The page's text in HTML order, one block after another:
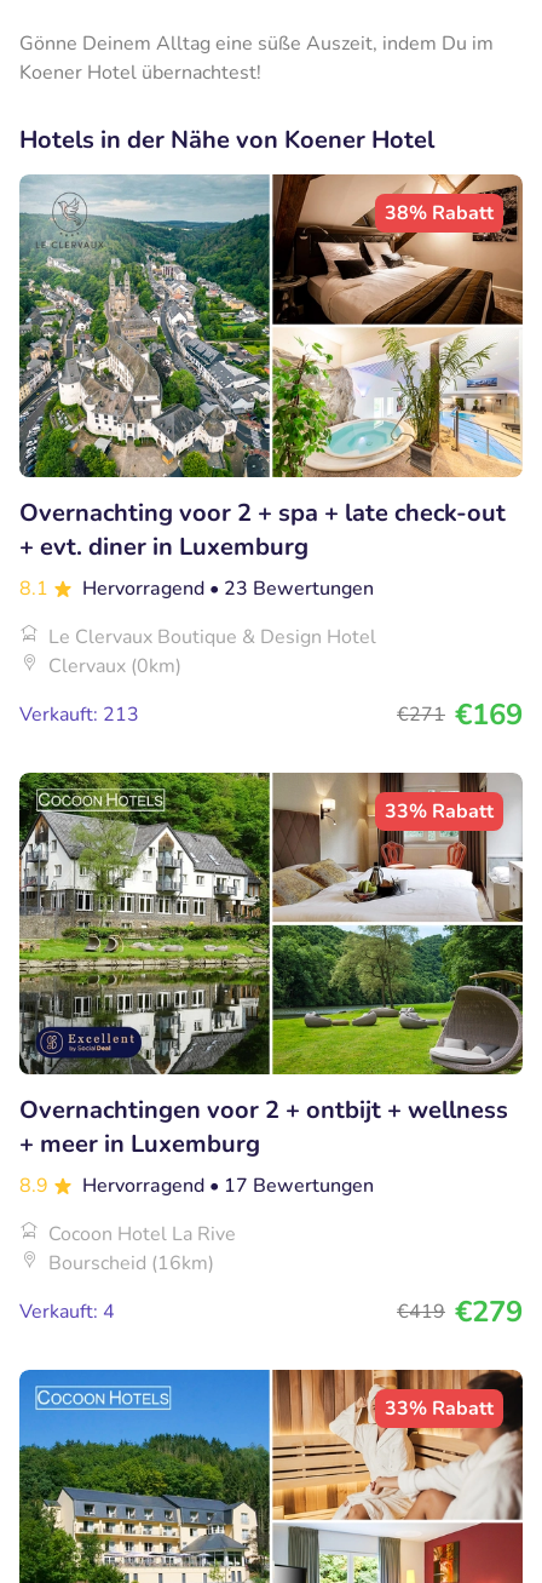
Gönne Deinem Alltag eine süße Auszeit, indem Du im
Koener Hotel übernachtest!
Hotels in der Nähe von Koener Hotel
38% Rabatt
Overnachting voor 2 + spa + late check-out
+ evt. diner in Luxemburg
8.1 Hervorragend • 23 Bewertungen
Le Clervaux Boutique & Design Hotel
Clervaux (0km)
Verkauft: 213
€271 €169
33% Rabatt
Overnachtingen voor 2 + ontbijt + wellness
+ meer in Luxemburg
8.9 Hervorragend • 17 Bewertungen
Cocoon Hotel La Rive
Bourscheid (16km)
Verkauft: 4
€419 €279
33% Rabatt